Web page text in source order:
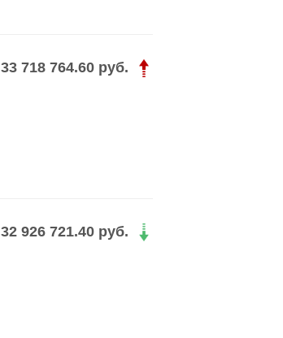
33 718 764.60 руб.
32 926 721.40 руб.